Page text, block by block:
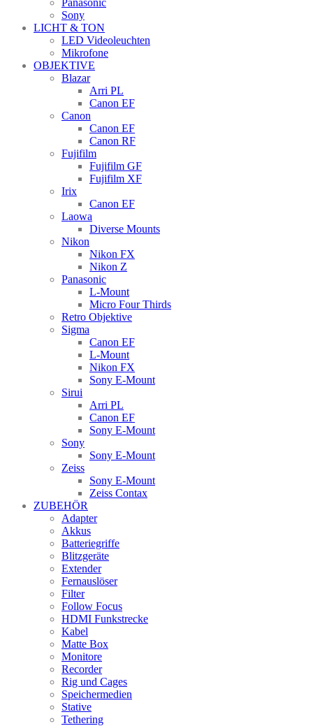
Panasonic
Sony
LICHT & TON
LED Videoleuchten
Mikrofone
OBJEKTIVE
Blazar
Arri PL
Canon EF
Canon
Canon EF
Canon RF
Fujifilm
Fujifilm GF
Fujifilm XF
Irix
Canon EF
Laowa
Diverse Mounts
Nikon
Nikon FX
Nikon Z
Panasonic
L-Mount
Micro Four Thirds
Retro Objektive
Sigma
Canon EF
L-Mount
Nikon FX
Sony E-Mount
Sirui
Arri PL
Canon EF
Sony E-Mount
Sony
Sony E-Mount
Zeiss
Sony E-Mount
Zeiss Contax
ZUBEHÖR
Adapter
Akkus
Batteriegriffe
Blitzgeräte
Extender
Fernauslöser
Filter
Follow Focus
HDMI Funkstrecke
Kabel
Matte Box
Monitore
Recorder
Rig und Cages
Speichermedien
Stative
Tethering